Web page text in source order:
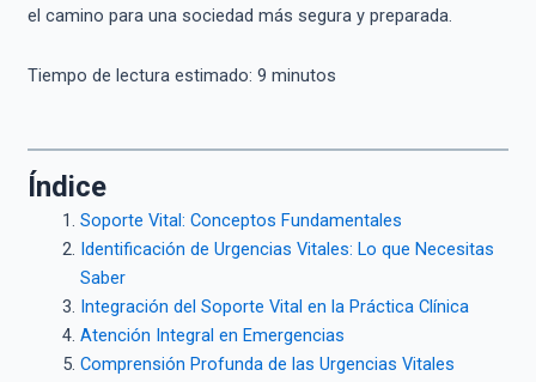
el camino para una sociedad más segura y preparada.
Tiempo de lectura estimado: 9 minutos
Índice
Soporte Vital: Conceptos Fundamentales
Identificación de Urgencias Vitales: Lo que Necesitas
Saber
Integración del Soporte Vital en la Práctica Clínica
Atención Integral en Emergencias
Comprensión Profunda de las Urgencias Vitales